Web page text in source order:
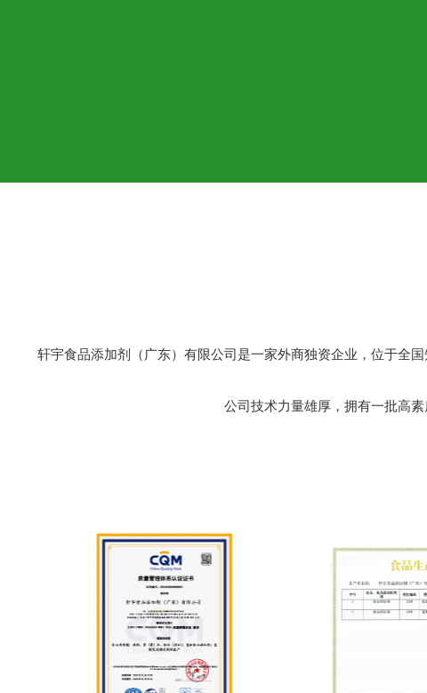
轩宇食品添加剂（广东）有限公司是一家外商独资企业，位于全
公司技术力量雄厚，拥有一批高